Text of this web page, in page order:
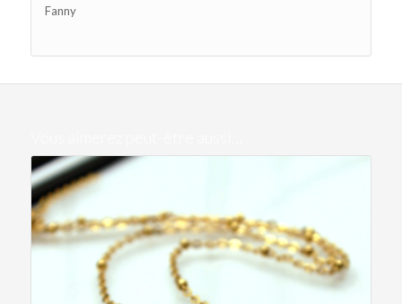
Fanny